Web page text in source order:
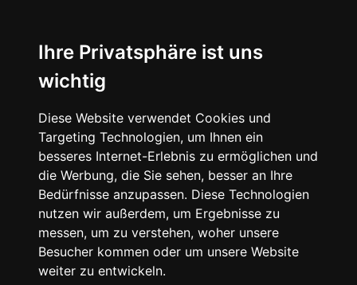
Ihre Privatsphäre ist uns
wichtig
Diese Website verwendet Cookies und
Targeting Technologien, um Ihnen ein
besseres Internet-Erlebnis zu ermöglichen und
die Werbung, die Sie sehen, besser an Ihre
Bedürfnisse anzupassen. Diese Technologien
nutzen wir außerdem, um Ergebnisse zu
messen, um zu verstehen, woher unsere
Besucher kommen oder um unsere Website
weiter zu entwickeln.